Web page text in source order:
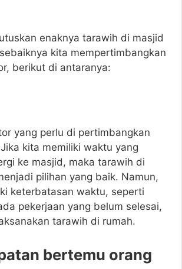
enaknya tarawih di masjid
kita mempertimbangkan
berikut di antaranya:
yang perlu di pertimbangkan
kita memiliki waktu yang
ke masjid, maka tarawih di
pilihan yang baik. Namun,
keterbatasan waktu, seperti
pekerjaan yang belum selesai,
tarawih di rumah.
bertemu orang